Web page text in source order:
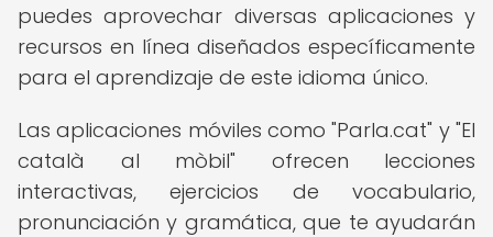
puedes aprovechar diversas aplicaciones y
recursos en línea diseñados específicamente
para el aprendizaje de este idioma único.
Las aplicaciones móviles como "Parla.cat" y "El
català al mòbil" ofrecen lecciones
interactivas, ejercicios de vocabulario,
pronunciación y gramática, que te ayudarán